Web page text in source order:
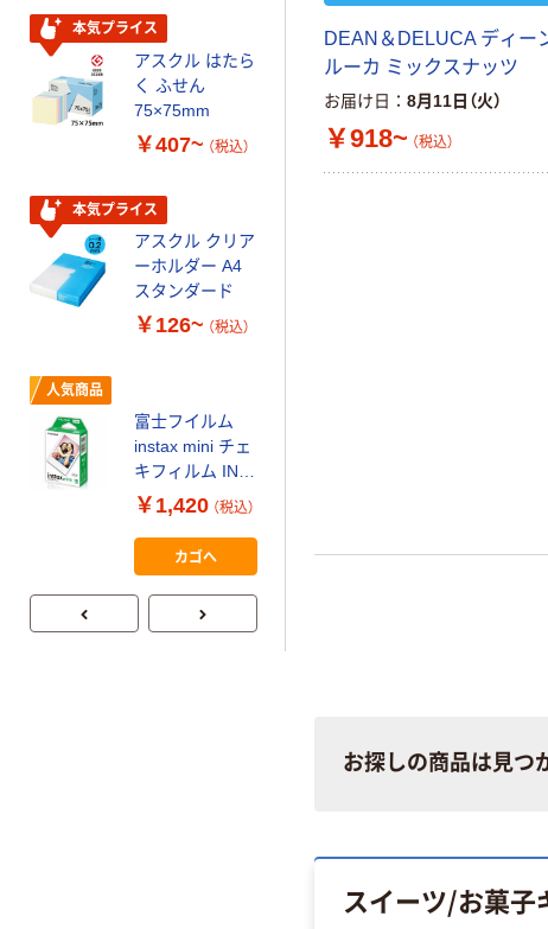
DEAN＆DELUCA ディー
ルーカ ミックスナッツ
お届け日 8月11日（火）
￥918~ （税込）
お探しの商品は見つ
スイーツ/お菓子
本気プライス
アスクル はたら
く ふせん
75×75mm
￥407~ （税込）
本気プライス
アスクル クリア
ーホルダー A4
スタンダード
￥126~ （税込）
人気商品
富士フイルム
instax mini チェ
キフィルム INS
MINI JP1 1パッ
ク（10枚入り）
￥1,420 （税込）
カゴへ
￥140~ （税込）
本気プライス
ティッシュペー
パー ボックス
150組 5箱入 ア
スクル スマート
￥386~ （税込）